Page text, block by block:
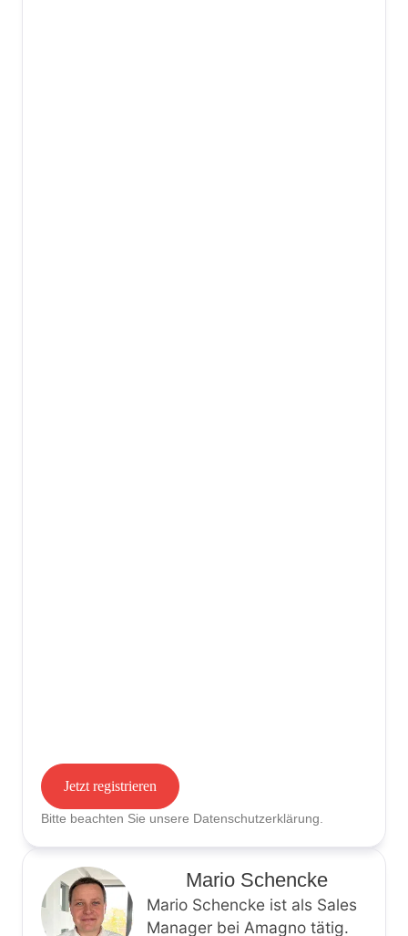
Jetzt registrieren
Bitte beachten Sie unsere Datenschutzerklärung
Mario Schencke
Mario Schencke ist als Sales
Manager bei Amagno tätig.